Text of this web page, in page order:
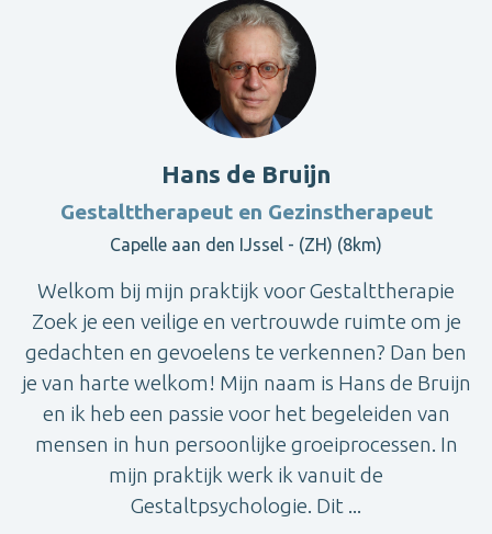
Hans de Bruijn
Gestalttherapeut en Gezinstherapeut
Capelle aan den IJssel - (ZH) (8km)
Welkom bij mijn praktijk voor Gestalttherapie
Zoek je een veilige en vertrouwde ruimte om je
gedachten en gevoelens te verkennen? Dan ben
je van harte welkom! Mijn naam is Hans de Bruijn
en ik heb een passie voor het begeleiden van
mensen in hun persoonlijke groeiprocessen. In
mijn praktijk werk ik vanuit de
Gestaltpsychologie. Dit ...